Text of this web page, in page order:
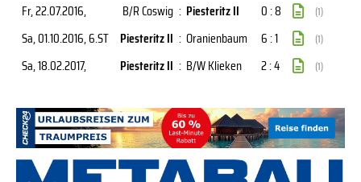
Fr, 22.07.2016, B/R Coswig : Piesteritz II 0 : 8 (1)
Sa, 01.10.2016, 6.ST Piesteritz II : Oranienbaum 6 : 1 (1)
Sa, 18.02.2017, Piesteritz II : B/W Klieken 2 : 4 (1)